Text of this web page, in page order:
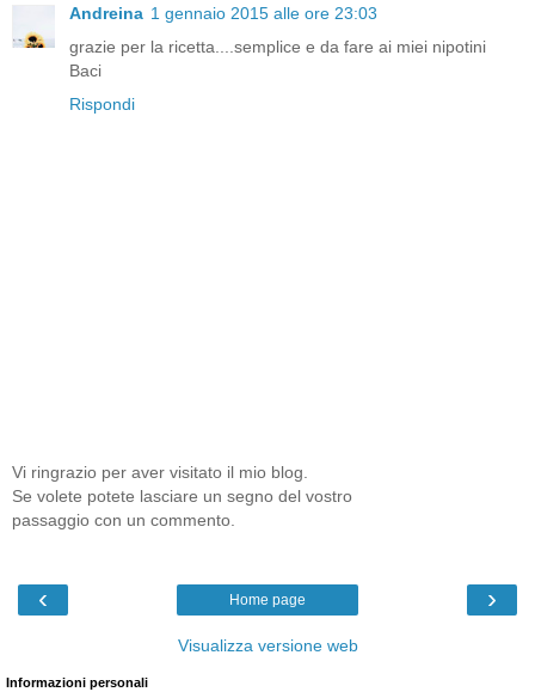
Andreina 1 gennaio 2015 alle ore 23:03
grazie per la ricetta....semplice e da fare ai miei nipotini
Baci
Rispondi
Vi ringrazio per aver visitato il mio blog.
Se volete potete lasciare un segno del vostro
passaggio con un commento.
‹ ›
Home page
Visualizza versione web
Informazioni personali